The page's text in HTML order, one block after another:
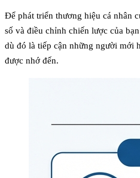
Để phát triển thương hiệu cá nhân
số và điều chỉnh chiến lược của
dù đó là tiếp cận những người mới
được nhớ đến.